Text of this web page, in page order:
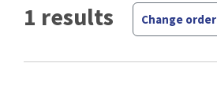
1 results Change order